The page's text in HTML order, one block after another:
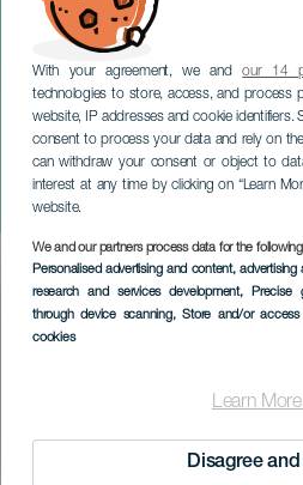
With your agreement, we andour 14
technologies to store, access, and process
website, IP addresses and cookie
consent to process your data and rely on
can withdraw your consent or object to
interest at any time by clicking on “Learn
website.
We and our partners process data for the
Personalised advertising and content,
research and services development, Precise
through device scanning, Store and/or
cookies
Learn
Disagree
Clàssics
TENERIFE
Imagen
Listado